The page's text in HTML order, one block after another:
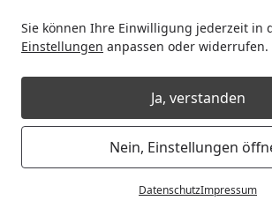
Sie können Ihre Einwilligung jederzeit in
Einstellungen anpassen oder widerrufen.
Ja, verstanden
Nein, Einstellungen
DatenschutzImpressum